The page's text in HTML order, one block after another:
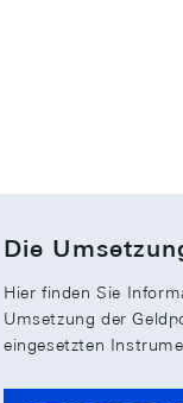
Die
Hier finden Sie
Umsetzung der
eingesetzten